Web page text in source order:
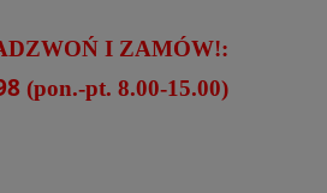
I ZAMÓW!:
(pon.-pt. 8.00-15.00)